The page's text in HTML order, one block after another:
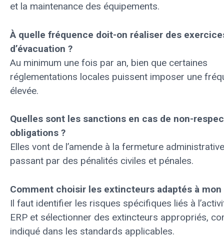
et la maintenance des équipements.
À quelle fréquence doit-on réaliser des
d’évacuation ?
Au minimum une fois par an, bien que certaines
réglementations locales puissent imposer une
élevée.
Quelles sont les sanctions en cas de non-
obligations ?
Elles vont de l’amende à la fermeture
passant par des pénalités civiles et pénales.
Comment choisir les extincteurs adaptés à mon
Il faut identifier les risques spécifiques liés à
ERP et sélectionner des extincteurs appropriés,
indiqué dans les standards applicables.